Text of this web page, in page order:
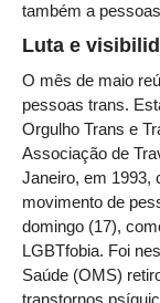
Editais de
Pontos de
Conexão
Inscrições
Informe de
também a
Luta e
O mês de maio
pessoas trans.
Orgulho Trans e
Associação de
Janeiro, em 1993,
movimento de
domingo (17),
LGBTfobia. Foi
Saúde (OMS)